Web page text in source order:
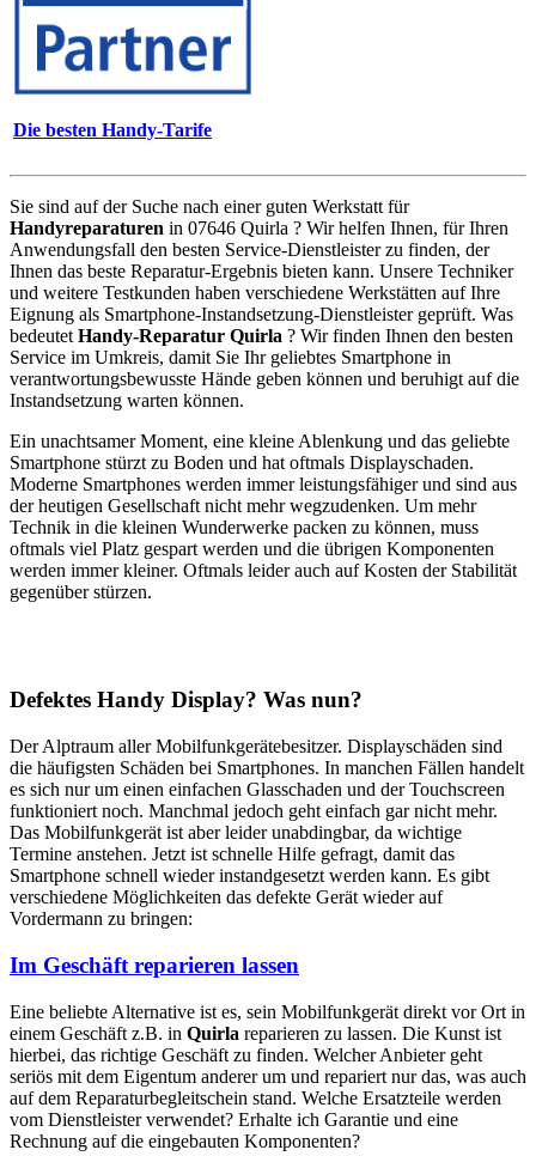
Die besten Handy-Tarife
Sie sind auf der Suche nach einer guten Werkstatt für
Handyreparaturen in 07646 Quirla ? Wir helfen Ihnen, für Ihren
Anwendungsfall den besten Service-Dienstleister zu finden, der
Ihnen das beste Reparatur-Ergebnis bieten kann. Unsere Techniker
und weitere Testkunden haben verschiedene Werkstätten auf Ihre
Eignung als Smartphone-Instandsetzung-Dienstleister geprüft. Was
bedeutet Handy-Reparatur Quirla ? Wir finden Ihnen den besten
Service im Umkreis, damit Sie Ihr geliebtes Smartphone in
verantwortungsbewusste Hände geben können und beruhigt auf die
Instandsetzung warten können.
Ein unachtsamer Moment, eine kleine Ablenkung und das geliebte
Smartphone stürzt zu Boden und hat oftmals Displayschaden.
Moderne Smartphones werden immer leistungsfähiger und sind aus
der heutigen Gesellschaft nicht mehr wegzudenken. Um mehr
Technik in die kleinen Wunderwerke packen zu können, muss
oftmals viel Platz gespart werden und die übrigen Komponenten
werden immer kleiner. Oftmals leider auch auf Kosten der Stabilität
gegenüber stürzen.
Defektes Handy Display? Was nun?
Der Alptraum aller Mobilfunkgerätebesitzer. Displayschäden sind
die häufigsten Schäden bei Smartphones. In manchen Fällen handelt
es sich nur um einen einfachen Glasschaden und der Touchscreen
funktioniert noch. Manchmal jedoch geht einfach gar nicht mehr.
Das Mobilfunkgerät ist aber leider unabdingbar, da wichtige
Termine anstehen. Jetzt ist schnelle Hilfe gefragt, damit das
Smartphone schnell wieder instandgesetzt werden kann. Es gibt
verschiedene Möglichkeiten das defekte Gerät wieder auf
Vordermann zu bringen:
Im Geschäft reparieren lassen
Eine beliebte Alternative ist es, sein Mobilfunkgerät direkt vor Ort in
einem Geschäft z.B. in Quirla reparieren zu lassen. Die Kunst ist
hierbei, das richtige Geschäft zu finden. Welcher Anbieter geht
seriös mit dem Eigentum anderer um und repariert nur das, was auch
auf dem Reparaturbegleitschein stand. Welche Ersatzteile werden
vom Dienstleister verwendet? Erhalte ich Garantie und eine
Rechnung auf die eingebauten Komponenten?